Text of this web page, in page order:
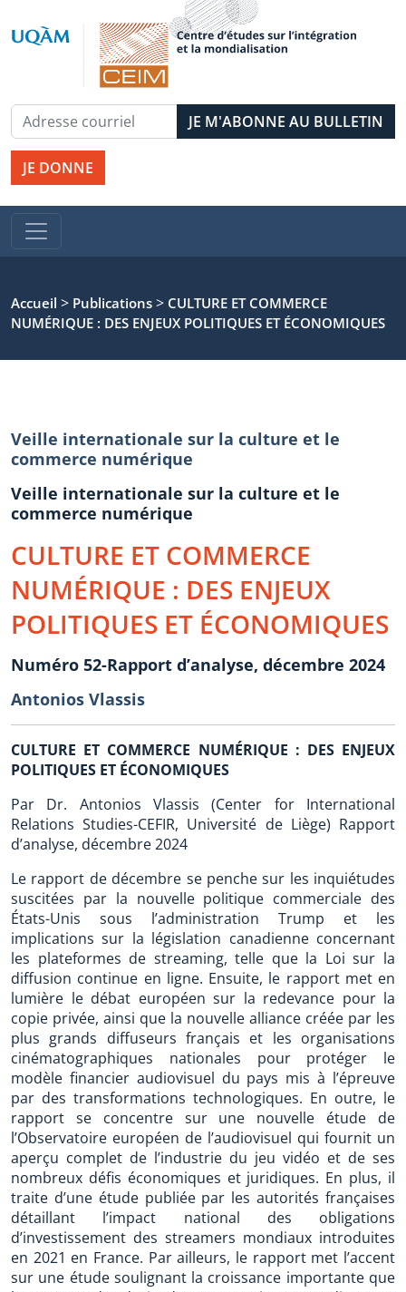
JE DONNE
Accueil > Publications > CULTURE ET COMMERCE
NUMÉRIQUE : DES ENJEUX POLITIQUES ET ÉCONOMIQUES
Veille internationale sur la culture et le
commerce numérique
Veille internationale sur la culture et le
commerce numérique
CULTURE ET COMMERCE
NUMÉRIQUE : DES ENJEUX
POLITIQUES ET ÉCONOMIQUES
Numéro 52-Rapport d’analyse, décembre 2024
Antonios Vlassis
CULTURE ET COMMERCE NUMÉRIQUE : DES ENJEUX
POLITIQUES ET ÉCONOMIQUES
Par Dr. Antonios Vlassis (Center for International
Relations Studies-CEFIR, Université de Liège) Rapport
d’analyse, décembre 2024
Le rapport de décembre se penche sur les inquiétudes
suscitées par la nouvelle politique commerciale des
États-Unis sous l’administration Trump et les
implications sur la législation canadienne concernant
les plateformes de streaming, telle que la Loi sur la
diffusion continue en ligne. Ensuite, le rapport met en
lumière le débat européen sur la redevance pour la
copie privée, ainsi que la nouvelle alliance créée par les
plus grands diffuseurs français et les organisations
cinématographiques nationales pour protéger le
modèle financier audiovisuel du pays mis à l’épreuve
par des transformations technologiques. En outre, le
rapport se concentre sur une nouvelle étude de
l’Observatoire européen de l’audiovisuel qui fournit un
aperçu complet de l’industrie du jeu vidéo et de ses
nombreux défis économiques et juridiques. En plus, il
traite d’une étude publiée par les autorités françaises
détaillant l’impact national des obligations
d’investissement des streamers mondiaux introduites
en 2021 en France. Par ailleurs, le rapport met l’accent
sur une étude soulignant la croissance importante que